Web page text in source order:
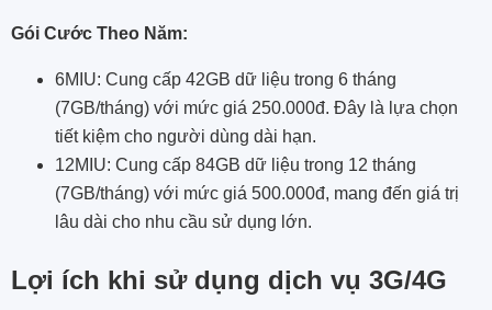
Gói Cước Theo Năm:
6MIU: Cung cấp 42GB dữ liệu trong 6 tháng
(7GB/tháng) với mức giá 250.000đ. Đây là lựa chọn
tiết kiệm cho người dùng dài hạn.
12MIU: Cung cấp 84GB dữ liệu trong 12 tháng
(7GB/tháng) với mức giá 500.000đ, mang đến giá trị
lâu dài cho nhu cầu sử dụng lớn.
Lợi ích khi sử dụng dịch vụ 3G/4G